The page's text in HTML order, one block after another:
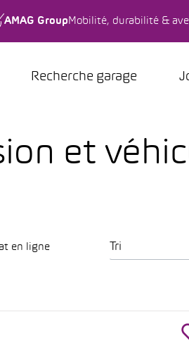
AMAG Group Mobilité, durabilité &
Recherche garage
et
en ligne Tri